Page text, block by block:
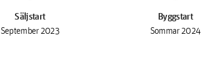
Säljstart
September 2023
Byggstart
Sommar 2024